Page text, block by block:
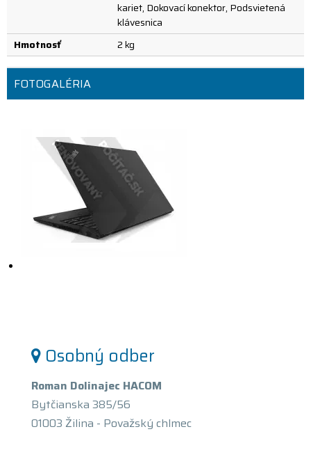
kariet, Dokovací konektor, Podsvietená
klávesnica
Hmotnosť
2 kg
FOTOGALÉRIA
Osobný odber
Roman Dolinajec HACOM
Bytčianska 385/56
01003 Žilina - Považský chlmec